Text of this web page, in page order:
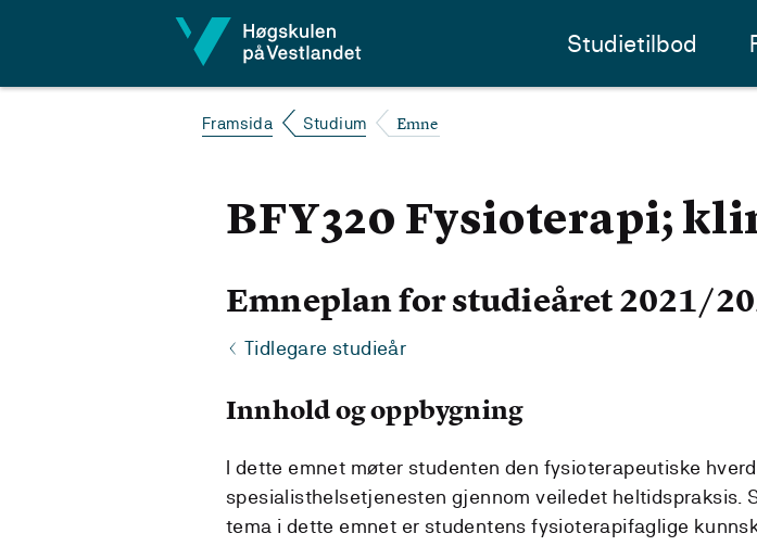
Studietilbod
Framsida Studium Emne
BFY320 Fysioterapi;
Emneplan for studieåret 2021/
Tidlegare studieår
Innhold og oppbygning
I dette emnet møter studenten den fysioterapeutiske
spesialisthelsetjenesten gjennom veiledet heltidspraksis.
tema i dette emnet er studentens fysioterapifaglige